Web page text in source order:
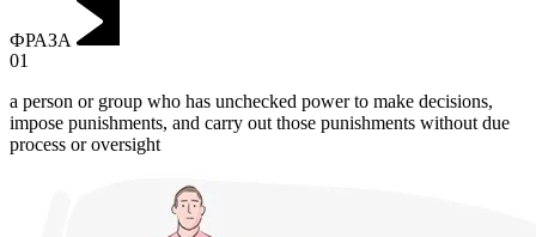
ФРАЗА
01
a person or group who has unchecked power to make decisions,
impose punishments, and carry out those punishments without due
process or oversight